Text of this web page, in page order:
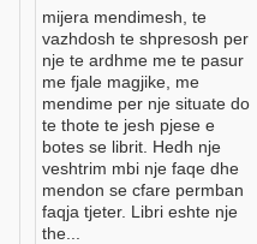
mijera mendimesh, te
vazhdosh te shpresosh per
nje te ardhme me te pasur
me fjale magjike, me
mendime per nje situate do
te thote te jesh pjese e
botes se librit. Hedh nje
veshtrim mbi nje faqe dhe
mendon se cfare permban
faqja tjeter. Libri eshte nje
the...